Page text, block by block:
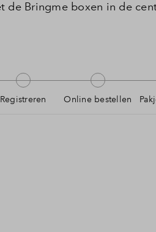
Bringme boxen in de
Registreren Online bestellen